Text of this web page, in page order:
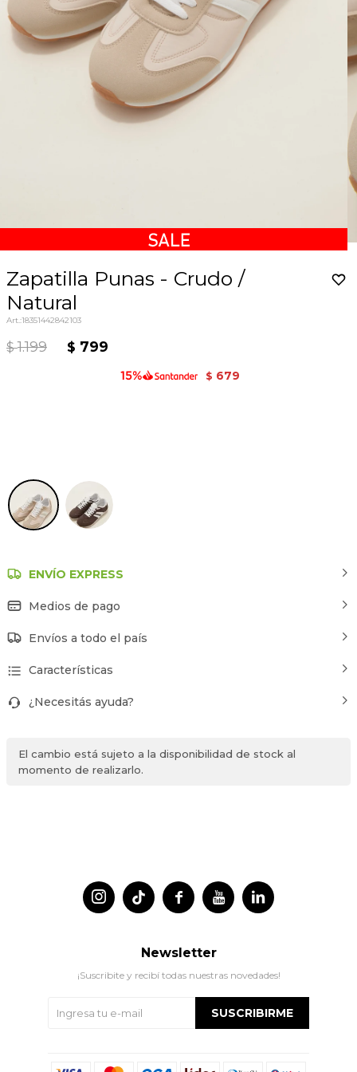
Zapatilla Punas - Crudo /
Natural
18351442842103
$ 1.199 $ 799
$ 679
ENVÍO EXPRESS
Medios de pago
Envíos a todo el país
Características
¿Necesitás ayuda?
El cambio está sujeto a la disponibilidad de stock al
momento de realizarlo.
 
 
Newsletter
¡Suscribite y recibí todas nuestras novedades!
SUSCRIBIRME